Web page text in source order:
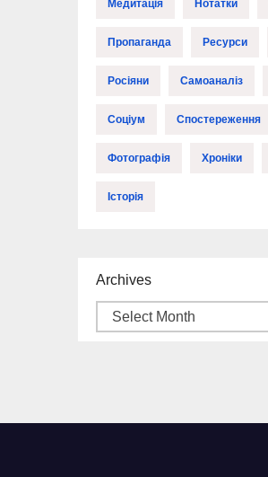
Медитація Нотатки
Пропаганда Ресурси
Росіяни Самоаналіз
Соціум Спостереження
Фотографія Хроніки
Історія
Archives